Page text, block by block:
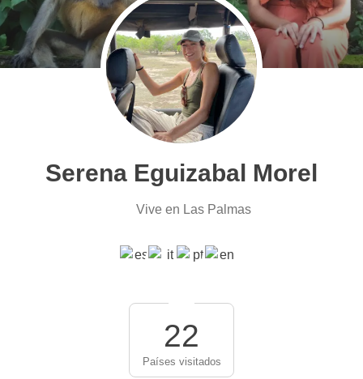
Serena Eguizabal Morel
Vive en Las Palmas
22
Países visitados